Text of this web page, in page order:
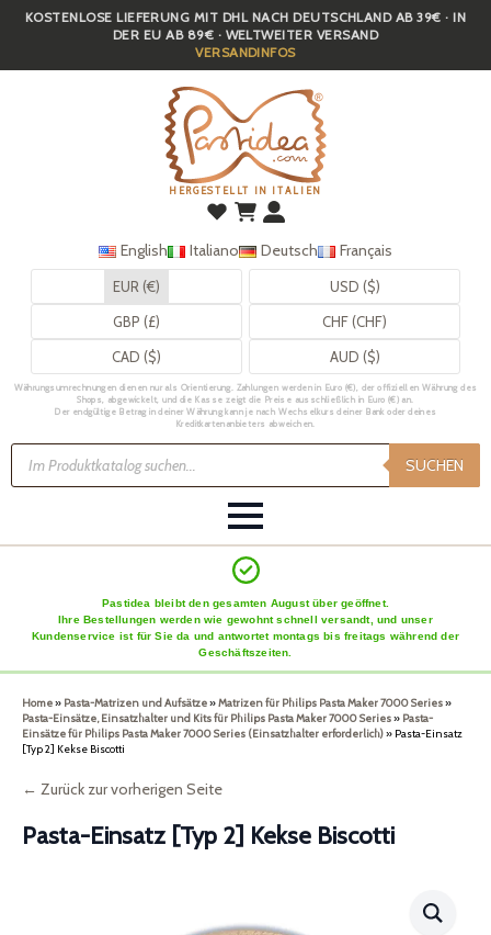
Skip
KOSTENLOSE LIEFERUNG MIT DHL NACH DEUTSCHLAND AB 39€ · IN
DER EU AB 89€ · WELTWEITER VERSAND
VERSANDINFOS
HERGESTELLT IN ITALIEN
English Italiano Deutsch Français
EUR (€)
USD ($)
GBP (£)
CHF (CHF)
CAD ($)
AUD ($)
Währungsumrechnungen dienen nur als Orientierung. Zahlungen werden in Euro (€), der offiziellen Währung des
Shops, abgewickelt, und die Kasse zeigt die Preise ausschließlich in Euro (€) an.
Der endgültige Betrag in deiner Währung kann je nach Wechselkurs deiner Bank oder deines
Kreditkartenanbieters abweichen.
Products
search SUCHEN
Pastidea bleibt den gesamten August über geöffnet.
Ihre Bestellungen werden wie gewohnt schnell versandt, und unser
Kundenservice ist für Sie da und antwortet montags bis freitags während der
Geschäftszeiten.
Home» Pasta-Matrizen und Aufsätze»Matrizen für Philips Pasta Maker 7000 Series»
Pasta-Einsätze, Einsatzhalter und Kits für Philips Pasta Maker 7000 Series» Pasta-
Einsätze für Philips Pasta Maker 7000 Series (Einsatzhalter erforderlich)» Pasta-Einsatz
[Typ 2] Kekse Biscotti
← Zurück zur vorherigen Seite
Pasta-Einsatz [Typ 2] Kekse Biscotti